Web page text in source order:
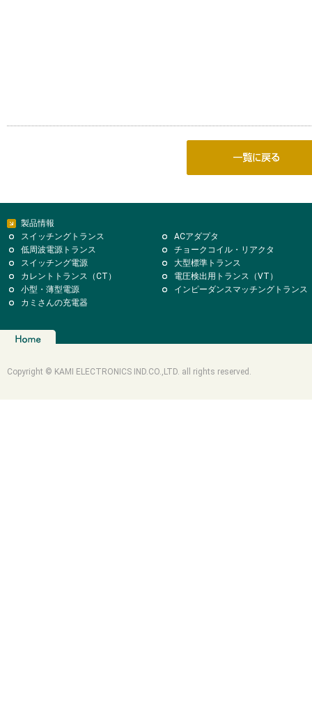
製品情報
スイッチングトランス
ACアダプタ
低周波電源トランス
チョークコイル・リアクタ
スイッチング電源
大型標準トランス
カレントトランス（CT）
電圧検出用トランス（VT）
小型・薄型電源
インピーダンスマッチングトランス
カミさんの充電器
Copyright © KAMI ELECTRONICS IND.CO.,LTD. all rights reserved.